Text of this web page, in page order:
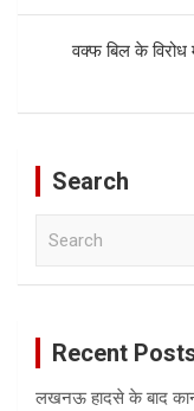
वक्फ बिल के विरोध
Search
Recent
लखनऊ हादसे के बाद